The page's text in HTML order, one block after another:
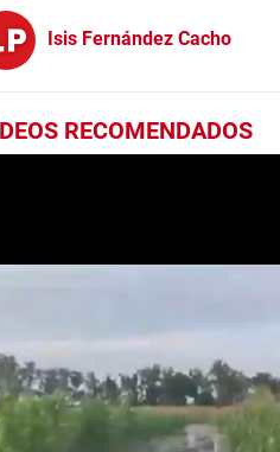
Isis Fernández Cacho
RECOMENDADOS